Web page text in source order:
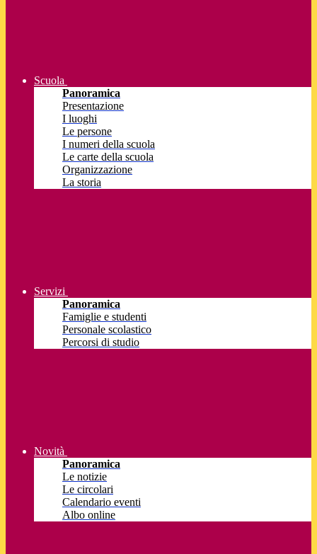
Scuola
Panoramica
Presentazione
I luoghi
Le persone
I numeri della scuola
Le carte della scuola
Organizzazione
La storia
Servizi
Panoramica
Famiglie e studenti
Personale scolastico
Percorsi di studio
Novità
Panoramica
Le notizie
Le circolari
Calendario eventi
Albo online